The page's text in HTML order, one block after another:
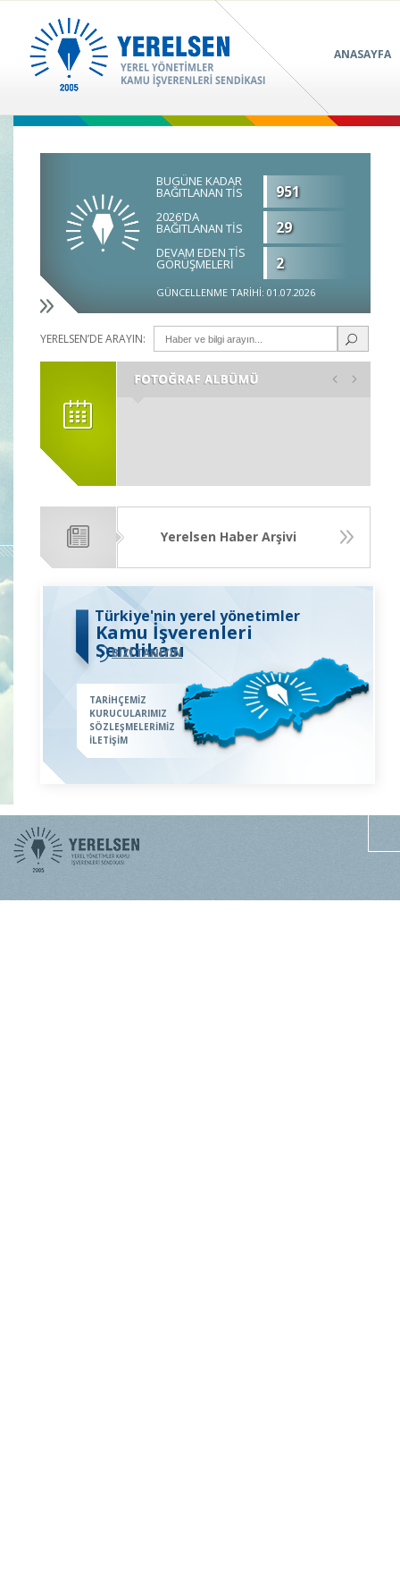
ANASAYFA
BUGÜNE KADAR
BAĞITLANAN TİS 951
2026'DA
BAĞITLANAN TİS 29
DEVAM EDEN TİS
GÖRÜŞMELERİ 2
GÜNCELLENME TARİHİ: 01.07.2026
YERELSEN’DE ARAYIN:
Yerelsen Haber Arşivi
Kamu İşverenleri
Sendikası
Türkiye'nin yerel yönetimler
BİZİ TANIYIN
TARİHÇEMİZ
KURUCULARIMIZ
SÖZLEŞMELERİMİZ
İLETİŞİM